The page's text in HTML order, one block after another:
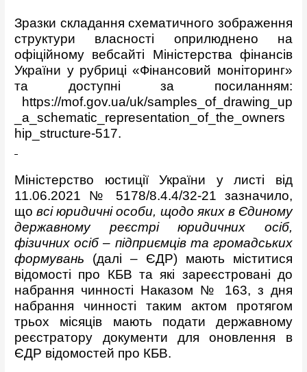
Зразки складання схематичного зображення
структури власності оприлюднено на
офіційному вебсайті Міністерства фінансів
України у рубриці «Фінансовий моніторинг»
та доступні за посиланням:
https://mof.gov.ua/uk/samples_of_drawing_up
_a_schematic_representation_of_the_owners
hip_structure-517.
Міністерство юстиції України у листі від
11.06.2021 № 5178/8.4.4/32-21 зазначило,
щовсі юридичні особи, щодо яких в Єдиному
державному реєстрі юридичних осіб,
фізичних осіб – підприємців та громадських
формувань (далі – ЄДР) мають міститися
відомості про КБВ та які зареєстровані до
набрання чинності Наказом № 163, з дня
набрання чинності таким актом протягом
трьох місяців мають подати державному
реєстратору документи для оновлення в
ЄДР відомостей про КБВ.